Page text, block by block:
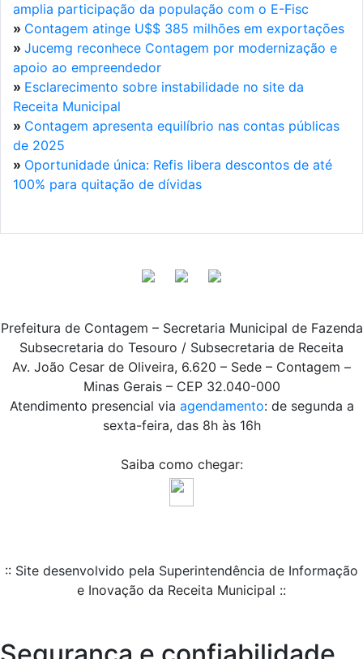
amplia participação da população com o E-Fisc
» Contagem atinge U$$ 385 milhões em exportações
» Jucemg reconhece Contagem por modernização e
apoio ao empreendedor
» Esclarecimento sobre instabilidade no site da
Receita Municipal
» Contagem apresenta equilíbrio nas contas públicas
de 2025
» Oportunidade única: Refis libera descontos de até
100% para quitação de dívidas
Prefeitura de Contagem – Secretaria Municipal de Fazenda
Subsecretaria do Tesouro / Subsecretaria de Receita
Av. João Cesar de Oliveira, 6.620 – Sede – Contagem –
Minas Gerais – CEP 32.040-000
Atendimento presencial via agendamento: de segunda a
sexta-feira, das 8h às 16h
Saiba como chegar:
:: Site desenvolvido pela Superintendência de Informação
e Inovação da Receita Municipal ::